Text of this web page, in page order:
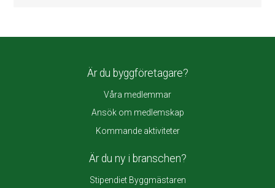
Är du byggföretagare?
Våra medlemmar
Ansök om medlemskap
Kommande aktiviteter
Är du ny i branschen?
Stipendiet Byggmästaren